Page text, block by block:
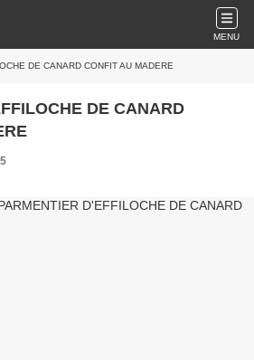
MENU
DE CANARD CONFIT AU MADERE
DE CANARD